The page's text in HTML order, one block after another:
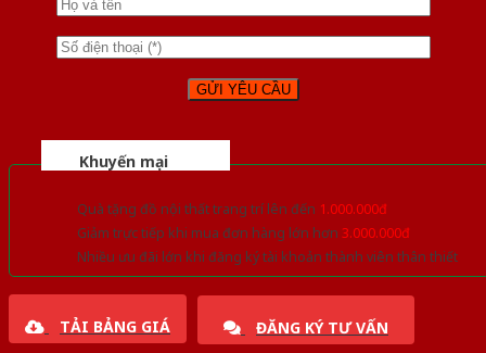
Khuyến mại
Quà tặng đồ nội thất trang trí lên đến 1.000.000đ
Giảm trực tiếp khi mua đơn hàng lớn hơn 3.000.000đ
Nhiều ưu đãi lớn khi đăng ký tài khoản thành viên thân thiết
TẢI BẢNG GIÁ ĐĂNG KÝ TƯ VẤN